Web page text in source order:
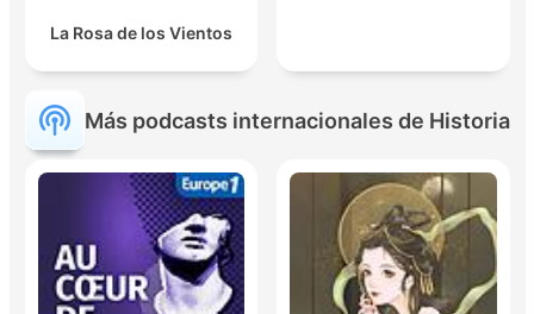
La Rosa de los Vientos
Más podcasts internacionales de Historia